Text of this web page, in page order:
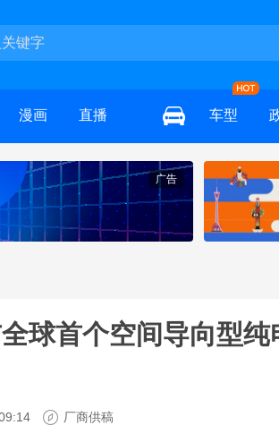
漫画 直播 车型
广告
球首个空间导向型纯
厂商供稿